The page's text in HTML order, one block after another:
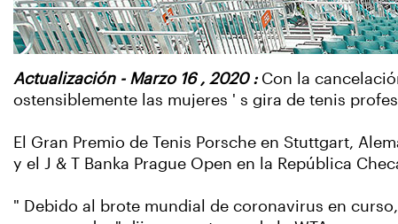
Actualización - Marzo 16 , 2020 : Con la
ostensiblemente las mujeres ' s gira de tenis
El Gran Premio de Tenis Porsche en Stuttgart,
y el J & T Banka Prague Open en la República
" Debido al brote mundial de coronavirus en